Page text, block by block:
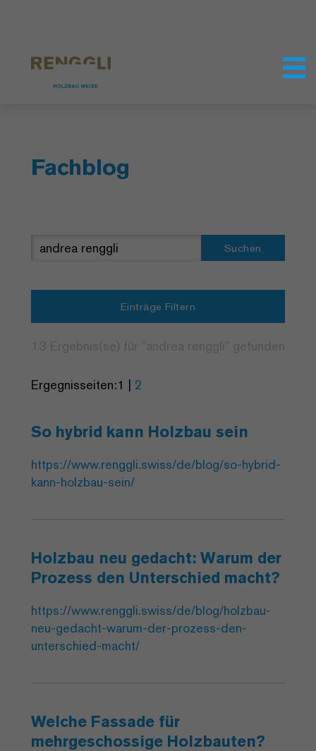
Fachblog
Suchen
Einträge Filtern
Ergegnisseiten:1 | 2
So hybrid kann Holzbau sein
https://www.renggli.swiss/de/blog/so-hybrid-
kann-holzbau-sein/
Holzbau neu gedacht: Warum der
Prozess den Unterschied macht?
https://www.renggli.swiss/de/blog/holzbau-
neu-gedacht-warum-der-prozess-den-
unterschied-macht/
Welche Fassade für
mehrgeschossige Holzbauten?